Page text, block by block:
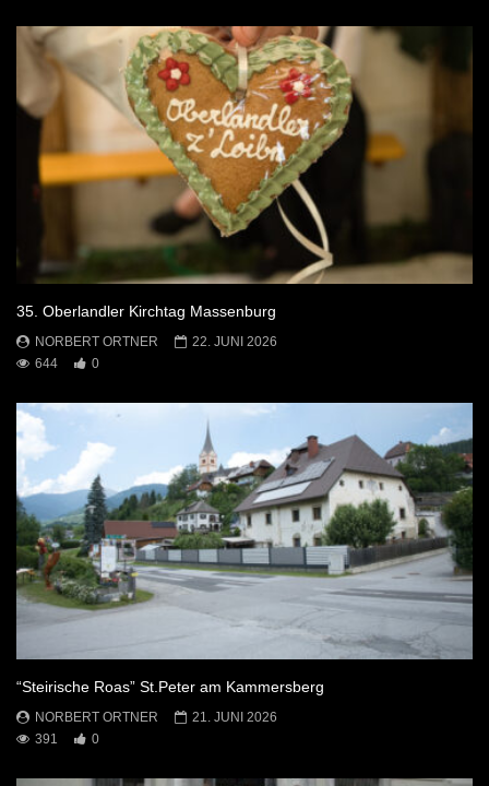
35. Oberlandler Kirchtag Massenburg
NORBERT ORTNER
22. JUNI 2026
644
0
“Steirische Roas” St.Peter am Kammersberg
NORBERT ORTNER
21. JUNI 2026
391
0